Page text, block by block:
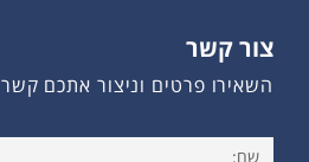
צור קשר
השאירו פרטים וניצור אתכם